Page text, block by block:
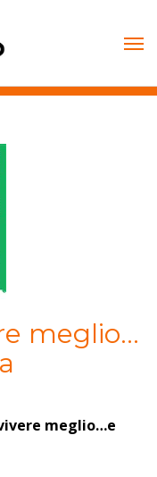
meglio…
meglio…e